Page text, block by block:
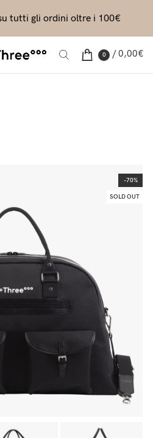
0 / 0,00€
-70%
SOLD OUT
tutti gli ordini oltre i 100€